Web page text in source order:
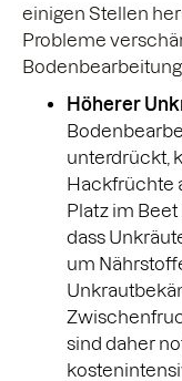
einigen Stellen
Probleme
Höherer
unterdrückt,
Hackfrüchte
Platz im Beet
dass
um
sind daher